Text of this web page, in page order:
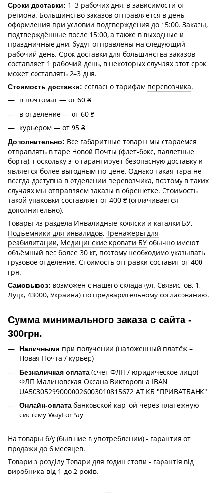
Сроки доставки: 1–3 рабочих дня, в зависимости от
региона. Большинство заказов отправляется в день
оформления при условии подтверждения до 15:00. Заказы,
подтверждённые после 15:00, а также в выходные и
праздничные дни, будут отправлены на следующий
рабочий день. Срок доставки для большинства заказов
составляет 1 рабочий день, в некоторых случаях этот срок
может составлять 2–3 дня.
Стоимость доставки: согласно тарифам перевозчика.
в почтомат — от 60 ₴
в отделение — от 60 ₴
курьером — от 95 ₴
Дополнительно: Все габаритные товары мы стараемся
отправлять в таре Новой Почты (флет-бокс, паллетные
борта), поскольку это гарантирует безопасную доставку и
является более выгодным по цене. Однако такая тара не
всегда доступна в отделении перевозчика, поэтому в таких
случаях мы отправляем заказы в обрешетке. Стоимость
такой упаковки составляет от 400 ₴ (оплачивается
дополнительно).
Товары из раздела Инвалидные коляски и каталки БУ,
Подъемники для инвалидов, Тренажеры для
реабилитации, Медицинские кровати БУ обычно имеют
объёмный вес более 30 кг, поэтому необходимо указывать
грузовое отделение. Стоимость отправки составит от 400
грн.
Самовывоз: возможен с нашего склада (ул. Связистов, 1,
Луцк, 43000, Украина) по предварительному согласованию.
Сумма минимального заказа с сайта -
300грн.
Наличными при получении (наложенный платёж –
Новая Почта / курьер)
Безналичная оплата (счёт ФЛП / юридическое лицо)
ФЛП Малиновская Оксана Викторовна IBAN
UA503052990000026003010815672 АТ КБ "ПРИВАТБАНК"
Онлайн-оплата банковской картой через платёжную
систему WayForPay
На товары б/у (бывшие в употреблении) - гарантия от
продажи до 6 месяцев.
Товари з розділу Товари для годин стопи - гарантія від
виробника від 1 до 2 років.